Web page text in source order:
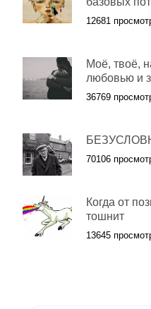
12681
Моё, твоё,
любовью и
36769
70106
Когда от
тошнит
13645